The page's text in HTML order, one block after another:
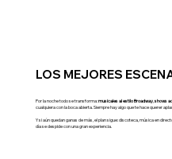
LOS MEJORES
Por la noche todo se transforma:musicales al estilo Broadway,shows
cualquiera con la boca abierta. Siempre hay algo que te hace querer
Y si aún quedan ganas de más, el plan sigue: discoteca, música en
día se despide con una gran experiencia.